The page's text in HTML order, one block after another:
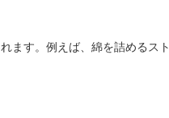
ます。例えば、綿を詰めるスト